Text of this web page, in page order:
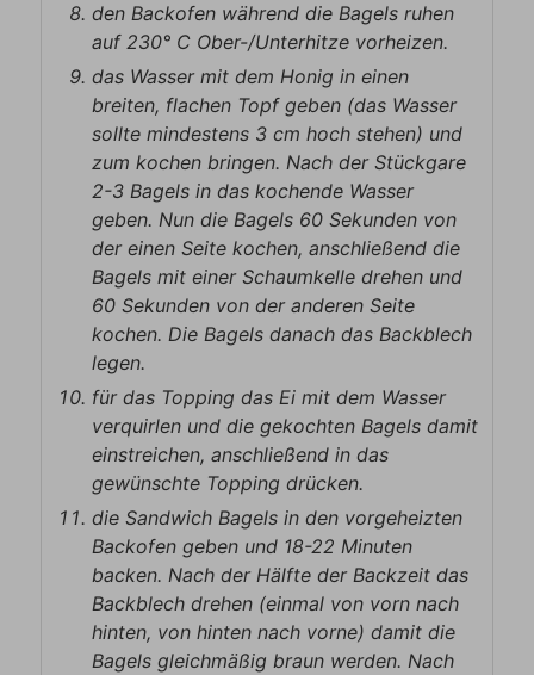
den Backofen während die Bagels ruhen
auf 230° C Ober-/Unterhitze vorheizen.
das Wasser mit dem Honig in einen
breiten, flachen Topf geben (das Wasser
sollte mindestens 3 cm hoch stehen) und
zum kochen bringen. Nach der Stückgare
2-3 Bagels in das kochende Wasser
geben. Nun die Bagels 60 Sekunden von
der einen Seite kochen, anschließend die
Bagels mit einer Schaumkelle drehen und
60 Sekunden von der anderen Seite
kochen. Die Bagels danach das Backblech
legen.
für das Topping das Ei mit dem Wasser
verquirlen und die gekochten Bagels damit
einstreichen, anschließend in das
gewünschte Topping drücken.
die Sandwich Bagels in den vorgeheizten
Backofen geben und 18-22 Minuten
backen. Nach der Hälfte der Backzeit das
Backblech drehen (einmal von vorn nach
hinten, von hinten nach vorne) damit die
Bagels gleichmäßig braun werden. Nach